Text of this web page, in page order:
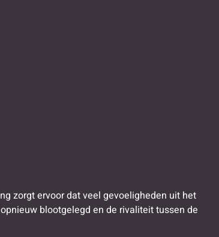
zorgt ervoor dat veel gevoeligheden uit het
blootgelegd en de rivaliteit tussen de